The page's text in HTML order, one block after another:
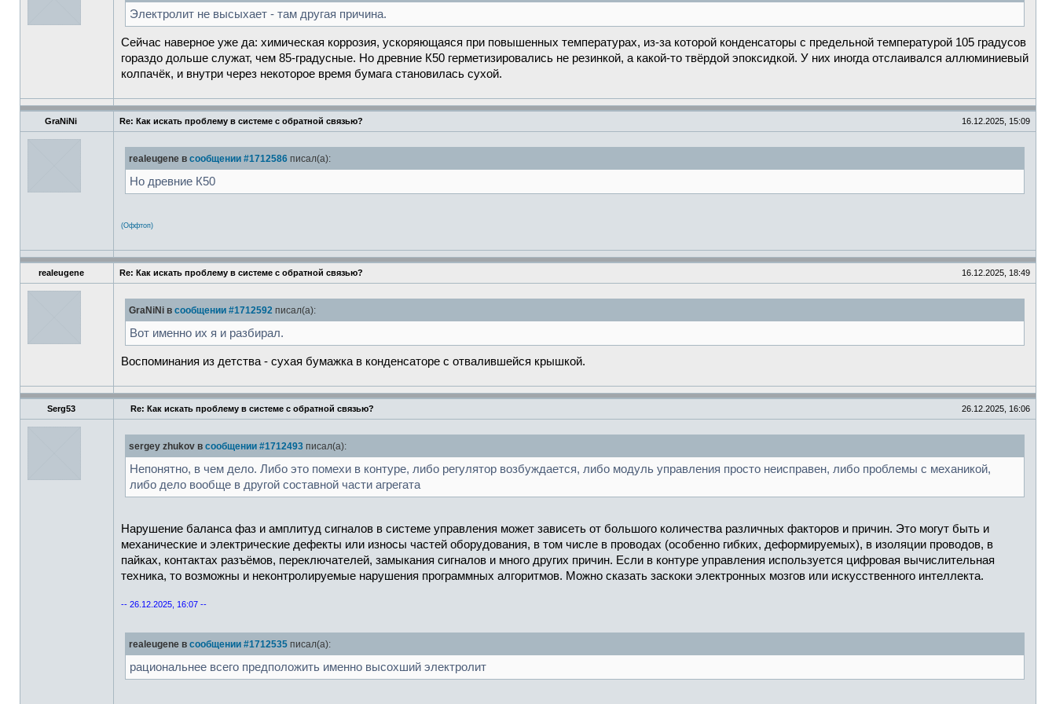
Электролит не высыхает - там другая причина.
Сейчас наверное уже да: химическая коррозия, ускоряющаяся при повышенных температурах, из-за которой конденсаторы с предельной температурой 105 градусов
гораздо дольше служат, чем 85-градусные. Но древние К50 герметизировались не резинкой, а какой-то твёрдой эпоксидкой. У них иногда отслаивался аллюминиевый
колпачёк, и внутри через некоторое время бумага становилась сухой.
GraNiNi Re: Как искать проблему в системе с обратной связью? 16.12.2025, 15:09
realeugene в сообщении #1712586 писал(а):
Но древние К50
(Оффтоп)
realeugene Re: Как искать проблему в системе с обратной связью? 16.12.2025, 18:49
GraNiNi в сообщении #1712592 писал(а):
Вот именно их я и разбирал.
Воспоминания из детства - сухая бумажка в конденсаторе с отвалившейся крышкой.
Serg53 Re: Как искать проблему в системе с обратной связью? 26.12.2025, 16:06
sergey zhukov в сообщении #1712493 писал(а):
Непонятно, в чем дело. Либо это помехи в контуре, либо регулятор возбуждается, либо модуль управления просто неисправен, либо проблемы с механикой,
либо дело вообще в другой составной части агрегата
Нарушение баланса фаз и амплитуд сигналов в системе управления может зависеть от большого количества различных факторов и причин. Это могут быть и
механические и электрические дефекты или износы частей оборудования, в том числе в проводах (особенно гибких, деформируемых), в изоляции проводов, в
пайках, контактах разъёмов, переключателей, замыкания сигналов и много других причин. Если в контуре управления используется цифровая вычислительная
техника, то возможны и неконтролируемые нарушения программных алгоритмов. Можно сказать заскоки электронных мозгов или искусственного интеллекта.
-- 26.12.2025, 16:07 --
realeugene в сообщении #1712535 писал(а):
рациональнее всего предположить именно высохший электролит